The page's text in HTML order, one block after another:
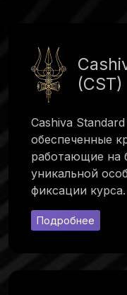
(CST)
Cashiva
обеспеченные
работающие на
уникальной
фиксации курса.
Подробнее